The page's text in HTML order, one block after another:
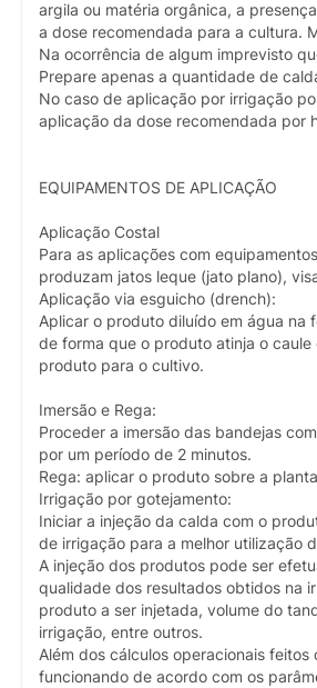
argila ou matéria orgânica, a
a dose recomendada para a cultura.
Na ocorrência de algum imprevisto
Prepare apenas a quantidade de
No caso de aplicação por irrigação
aplicação da dose recomendada por
EQUIPAMENTOS DE APLICAÇÃO
Aplicação Costal
Para as aplicações com
produzam jatos leque (jato plano),
Aplicação via esguicho (drench):
Aplicar o produto diluído em água na
de forma que o produto atinja o
produto para o cultivo.
Imersão e Rega:
Proceder a imersão das bandejas
por um período de 2 minutos.
Rega: aplicar o produto sobre a
Irrigação por gotejamento:
Iniciar a injeção da calda com o
de irrigação para a melhor utilização
A injeção dos produtos pode ser
qualidade dos resultados obtidos na
produto a ser injetada, volume do
irrigação, entre outros.
Além dos cálculos operacionais
funcionando de acordo com os